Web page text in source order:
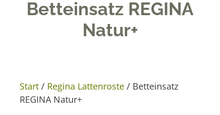
Betteinsatz REGINA
Natur+
Start / Regina Lattenroste / Betteinsatz
REGINA Natur+